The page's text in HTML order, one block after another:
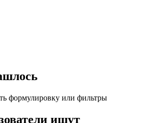
формулировку или фильтры
ищут